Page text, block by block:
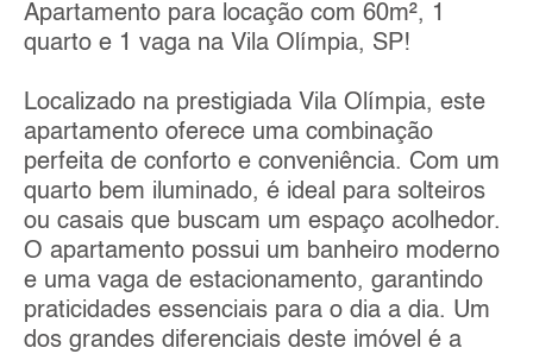
Apartamento para locação com 60m², 1
quarto e 1 vaga na Vila Olímpia, SP!
Localizado na prestigiada Vila Olímpia, este
apartamento oferece uma combinação
perfeita de conforto e conveniência. Com um
quarto bem iluminado, é ideal para solteiros
ou casais que buscam um espaço acolhedor.
O apartamento possui um banheiro moderno
e uma vaga de estacionamento, garantindo
praticidades essenciais para o dia a dia. Um
dos grandes diferenciais deste imóvel é a